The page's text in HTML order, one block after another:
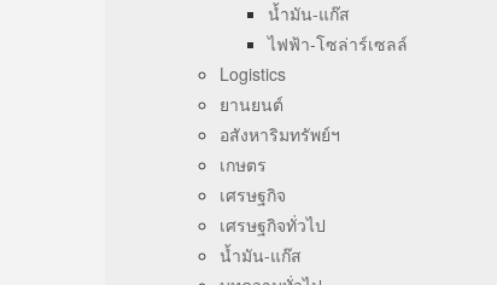
น้ำมัน-แก๊ส
ไฟฟ้า-โซล่าร์เซลล์
Logistics
ยานยนต์
อสังหาริมทรัพย์ฯ
เกษตร
เศรษฐกิจ
เศรษฐกิจทั่วไป
น้ำมัน-แก๊ส